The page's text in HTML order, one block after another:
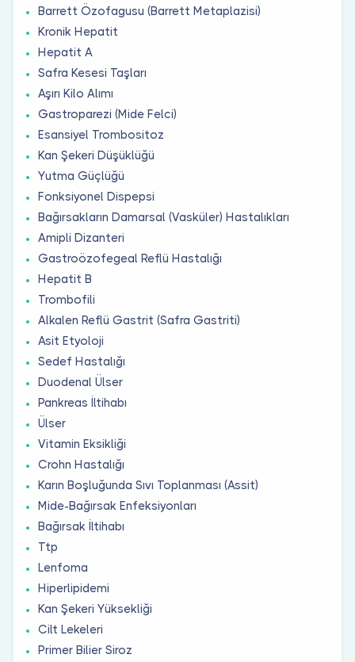
Barrett Özofagusu (Barrett Metaplazisi)
Kronik Hepatit
Hepatit A
Safra Kesesi Taşları
Aşırı Kilo Alımı
Gastroparezi (Mide Felci)
Esansiyel Trombositoz
Kan Şekeri Düşüklüğü
Yutma Güçlüğü
Fonksiyonel Dispepsi
Bağırsakların Damarsal (Vasküler) Hastalıkları
Amipli Dizanteri
Gastroözofegeal Reflü Hastalığı
Hepatit B
Trombofili
Alkalen Reflü Gastrit (Safra Gastriti)
Asit Etyoloji
Sedef Hastalığı
Duodenal Ülser
Pankreas İltihabı
Ülser
Vitamin Eksikliği
Crohn Hastalığı
Karın Boşluğunda Sıvı Toplanması (Assit)
Mide-Bağırsak Enfeksiyonları
Bağırsak İltihabı
Ttp
Lenfoma
Hiperlipidemi
Kan Şekeri Yüksekliği
Cilt Lekeleri
Primer Bilier Siroz